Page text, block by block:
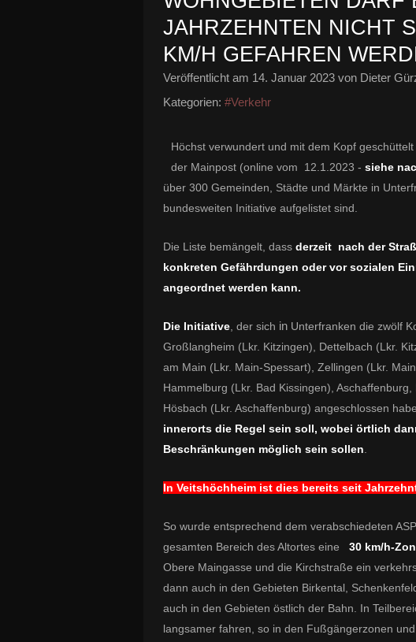
JAHRZEHNTEN NICHT
KM/H GEFAHREN
Veröffentlicht am 14. Januar 2023 von Dieter
Kategorien: #Verkehr
Höchst verwundert und mit dem Kopf
der Mainpost (online vom 12.1.2023 - siehe
über 300 Gemeinden, Städte und Märkte in
bundesweiten Initiative aufgelistet sind.
Die Liste bemängelt, dass derzeit nach der
konkreten Gefährdungen oder vor sozialen
angeordnet werden kann.
Die Initiative , der sich in Unterfranken die zwölf
Großlangheim (Lkr. Kitzingen), Dettelbach (Lkr.
am Main (Lkr. Main-Spessart), Zellingen (Lkr.
Hammelburg (Lkr. Bad Kissingen),
Hösbach (Lkr. Aschaffenburg) angeschlossen
innerorts die Regel sein soll, wobei örtlich
Beschränkungen möglich sein sollen
In Veitshöchheim ist dies bereits seit
So wurde entsprechend dem verabschiedeten
gesamten Bereich des Altortes eine 30 km/h-
Obere Maingasse und die Kirchstraße ein
dann auch in den Gebieten Birkental,
auch in den Gebieten östlich der Bahn. In
langsamer fahren, so in den Fußgängerzonen